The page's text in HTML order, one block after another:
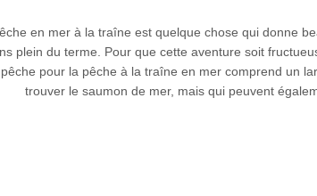
en mer à la traîne est quelque chose qui donne
plein du terme. Pour que cette aventure soit
pour la pêche à la traîne en mer comprend un
trouver le saumon de mer, mais qui peuvent